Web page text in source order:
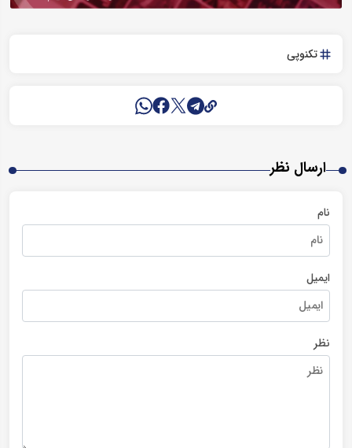
تکنوپی
ارسال نظر
نام
ایمیل
نظر